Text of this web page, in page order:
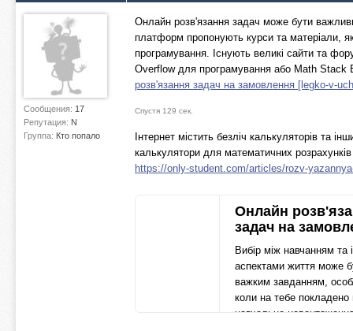
Сообщения: 17
Репутация: N
Группа: Кто попало
Онлайн розв'язання задач може бути
платформ пропонують курси та матеріали,
програмування. Існують великі сайти та
Overflow для програмування або Math
розв'язання задач на замовлення [legko-v-
Спустя 129 сек.
Інтернет містить безліч калькуляторів та
калькулятори для математичних
https://only-student.com/articles/rozv-
Онлайн
задач на
Вибір між навчанням та
аспектами життя може
важким завданням,
коли на тебе покладено
навчальне